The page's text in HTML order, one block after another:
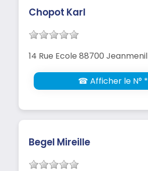
Chopot Karl
14 Rue Ecole 88700 Jeanmenil
☎ Afficher le N° *
Begel Mireille